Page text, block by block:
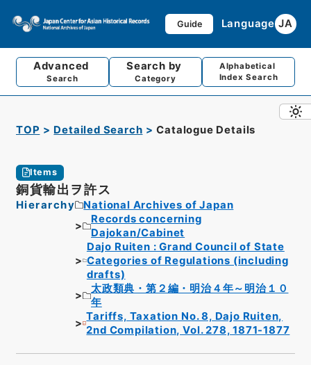
Guide Language JA
Advanced
Search
Search by
Category
Alphabetical
Index Search
TOP Detailed Search Catalogue Details
Items
銅貨輸出ヲ許ス
Hierarchy
National Archives of Japan
Records concerning
Dajokan/Cabinet
Dajo Ruiten : Grand Council of State
Categories of Regulations (including
drafts)
太政類典・第２編・明治４年～明治１０
年
Tariffs, Taxation No. 8, Dajo Ruiten,
2nd Compilation, Vol. 278, 1871-1877